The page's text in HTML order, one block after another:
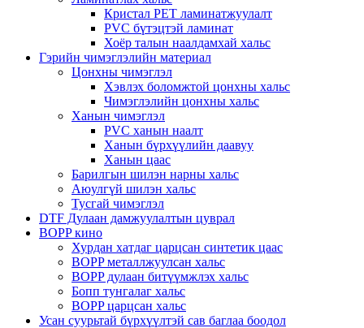
Кристал PET ламинатжуулалт
PVC бүтэцтэй ламинат
Хоёр талын наалдамхай хальс
Гэрийн чимэглэлийн материал
Цонхны чимэглэл
Хэвлэх боломжтой цонхны хальс
Чимэглэлийн цонхны хальс
Ханын чимэглэл
PVC ханын наалт
Ханын бүрхүүлийн даавуу
Ханын цаас
Барилгын шилэн нарны хальс
Аюулгүй шилэн хальс
Тусгай чимэглэл
DTF Дулаан дамжуулалтын цуврал
BOPP кино
Хурдан хатдаг царцсан синтетик цаас
BOPP металлжуулсан хальс
BOPP дулаан битүүмжлэх хальс
Бопп тунгалаг хальс
BOPP царцсан хальс
Усан суурьтай бүрхүүлтэй сав баглаа боодол